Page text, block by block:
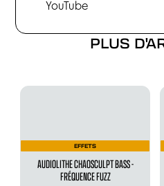
YouTube
PLUS
EFFETS
AUDIOLITHE CHAOSCULPT BASS -
FRÉQUENCE FUZZ